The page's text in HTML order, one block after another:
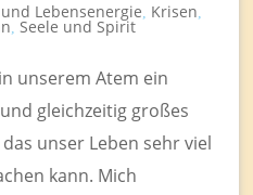
Lebensenergie Krisen
Seele und Spirit
unserem Atem ein
gleichzeitig großes
unser Leben sehr viel
kann. Mich